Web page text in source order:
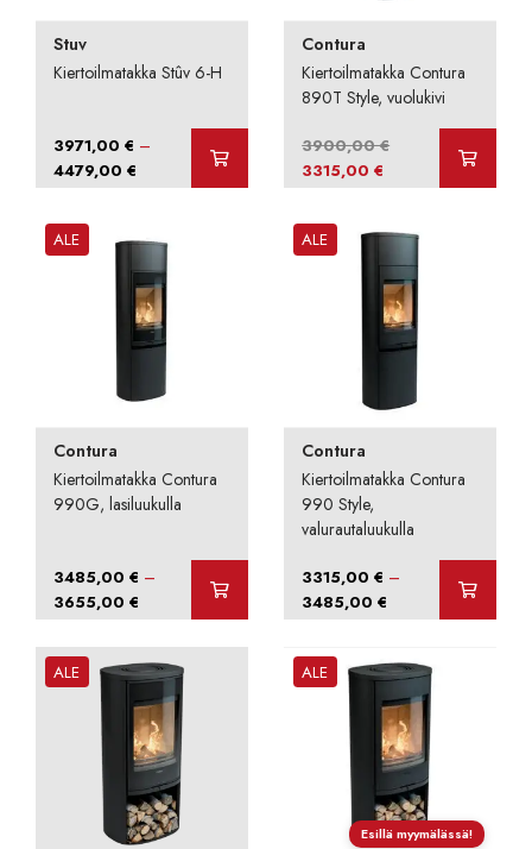
Stuv
Kiertoilmatakka Stûv 6-H
3971,00€ –
4479,00€ Hintaluokka:
3971,00 €
4479,00 €
Contura
Kiertoilmatakka Contura
890T Style, vuolukivi
3900,00€
Alkuperäinen
hinta
oli:
3900,00 €.
3315,00€
hinta
3315,00 €.
ALE
Contura
Kiertoilmatakka Contura
990G, lasiluukulla
3485,00€ –
3655,00€ Hintaluokka:
3485,00 €
-
3655,00 €
ALE
Contura
Kiertoilmatakka Contura
990 Style,
valurautaluukulla
3315,00€ –
3485,00€ Hintaluokka:
3315,00 €
3485,00 €
ALE
Esillä myymälässä!
ALE